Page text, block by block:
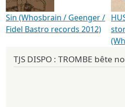
Sin (Whosbrain / Geenger /
Fidel Bastro records 2012)
TJS DISPO : TROMBE bête